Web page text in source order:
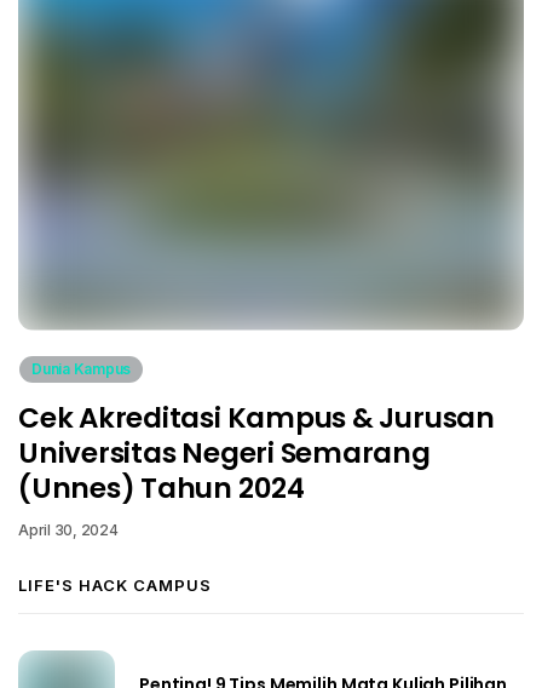
Dunia Kampus
Cek Akreditasi Kampus & Jurusan
Universitas Negeri Semarang
(Unnes) Tahun 2024
April 30, 2024
LIFE'S HACK CAMPUS